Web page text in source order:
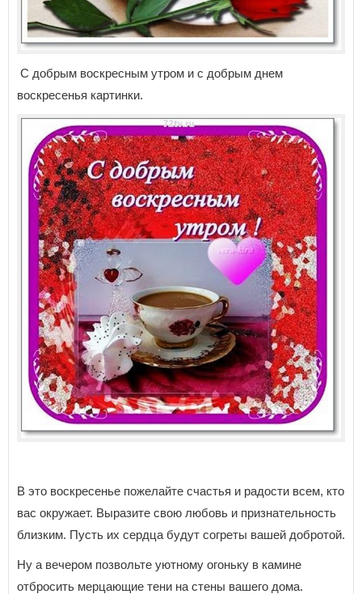
С добрым воскресным утром и с добрым днем
воскресенья картинки.
В это воскресенье пожелайте счастья и радости всем, кто
вас окружает. Выразите свою любовь и признательность
близким. Пусть их сердца будут согреты вашей добротой.
Ну а вечером позвольте уютному огоньку в камине
отбросить мерцающие тени на стены вашего дома.